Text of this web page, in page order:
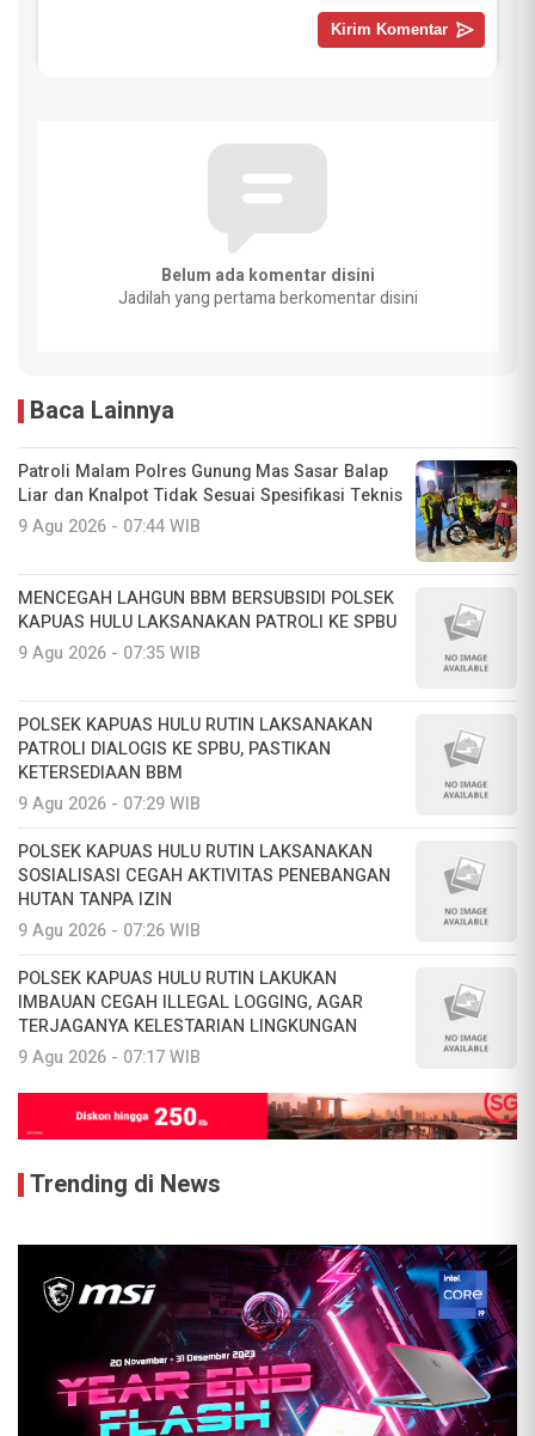
Belum ada komentar disini
Jadilah yang pertama berkomentar disini
Baca Lainnya
Patroli Malam Polres Gunung Mas Sasar Balap
Liar dan Knalpot Tidak Sesuai Spesifikasi Teknis
9 Agu 2026 - 07:44 WIB
MENCEGAH LAHGUN BBM BERSUBSIDI POLSEK
KAPUAS HULU LAKSANAKAN PATROLI KE SPBU
9 Agu 2026 - 07:35 WIB
POLSEK KAPUAS HULU RUTIN LAKSANAKAN
PATROLI DIALOGIS KE SPBU, PASTIKAN
KETERSEDIAAN BBM
9 Agu 2026 - 07:29 WIB
POLSEK KAPUAS HULU RUTIN LAKSANAKAN
SOSIALISASI CEGAH AKTIVITAS PENEBANGAN
HUTAN TANPA IZIN
9 Agu 2026 - 07:26 WIB
POLSEK KAPUAS HULU RUTIN LAKUKAN
IMBAUAN CEGAH ILLEGAL LOGGING, AGAR
TERJAGANYA KELESTARIAN LINGKUNGAN
9 Agu 2026 - 07:17 WIB
Trending di News